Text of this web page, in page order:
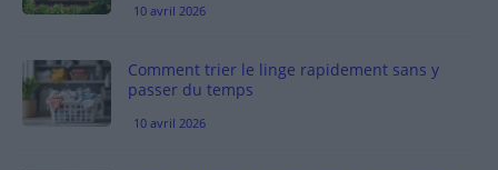
10 avril 2026
Comment trier le linge rapidement sans y
passer du temps
10 avril 2026